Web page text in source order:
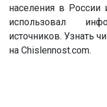
населения в России
использовал
источников. Узнать
на Chislennost.com.